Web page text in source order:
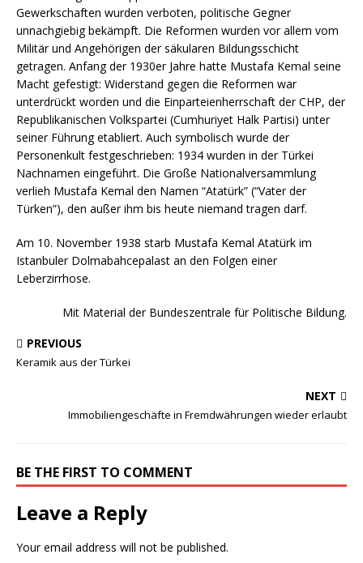
Gewerkschaften wurden verboten, politische Gegner
unnachgiebig bekämpft. Die Reformen wurden vor allem vom
Militär und Angehörigen der säkularen Bildungsschicht
getragen. Anfang der 1930er Jahre hatte Mustafa Kemal seine
Macht gefestigt: Widerstand gegen die Reformen war
unterdrückt worden und die Einparteienherrschaft der CHP, der
Republikanischen Volkspartei (Cumhuriyet Halk Partisi) unter
seiner Führung etabliert. Auch symbolisch wurde der
Personenkult festgeschrieben: 1934 wurden in der Türkei
Nachnamen eingeführt. Die Große Nationalversammlung
verlieh Mustafa Kemal den Namen “Atatürk” (“Vater der
Türken”), den außer ihm bis heute niemand tragen darf.
Am 10. November 1938 starb Mustafa Kemal Atatürk im
Istanbuler Dolmabahcepalast an den Folgen einer
Leberzirrhose.
Mit Material der Bundeszentrale für Politische Bildung.
PREVIOUS
Keramik aus der Türkei
NEXT
Immobiliengeschäfte in Fremdwährungen wieder erlaubt
BE THE FIRST TO COMMENT
Leave a Reply
Your email address will not be published.